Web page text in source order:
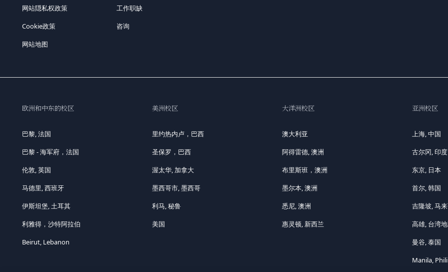
网站隠私权政策
Cookie政策
网站地图
工作职缺
咨询
欧洲和中东的校区
巴黎, 法国
巴黎 - 海军府，法国
伦敦, 英国
马德里, 西班牙
伊斯坦堡, 土耳其
利雅得，沙特阿拉伯
Beirut, Lebanon
美洲校区
里约热内卢，巴西
圣保罗，巴西
渥太华, 加拿大
墨西哥市, 墨西哥
利马, 秘鲁
美国
大洋洲校区
澳大利亚
阿得雷德, 澳洲
布里斯班，澳洲
墨尔本, 澳洲
悉尼, 澳洲
惠灵顿, 新西兰
亚洲校区
上海, 中国
古尔冈, 印度
东京, 日本
首尔, 韩国
吉隆坡, 马
高雄, 台湾
曼谷, 泰国
Manila,